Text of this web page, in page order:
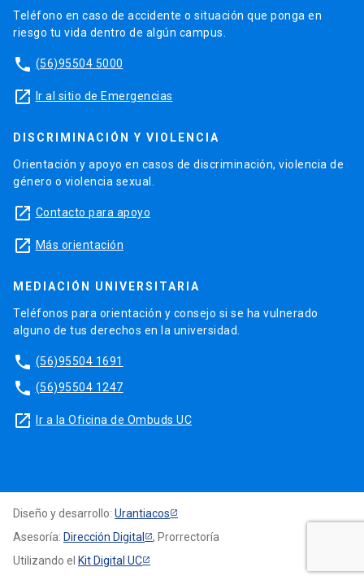
Teléfono en caso de accidente o situación que ponga en
riesgo tu vida dentro de algún campus.
phone (56)95504 5000
launch Ir al sitio de Emergencias
DISCRIMINACIÓN Y VIOLENCIA
Orientación y apoyo en casos de discriminación, violencia de
género o violencia sexual.
launch Contacto para apoyo
launch Más orientación
MEDIACIÓN UNIVERSITARIA
Teléfonos para orientación y consejo si se ha vulnerado
alguno de tus derechos en la universidad.
phone (56)95504 1691
phone (56)95504 1247
launch Ir a la Oficina de Ombuds UC
Diseño y desarrollo: Urantiacos
Asesoría: Dirección Digital
, Prorrectoría
Utilizando el Kit Digital UC